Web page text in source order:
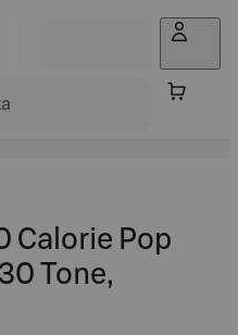
Calorie Pop
Tone,